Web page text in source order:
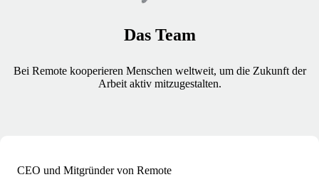
Das Team
Bei Remote kooperieren Menschen weltweit, um die Zukunft der
Arbeit aktiv mitzugestalten.
CEO und Mitgründer von Remote